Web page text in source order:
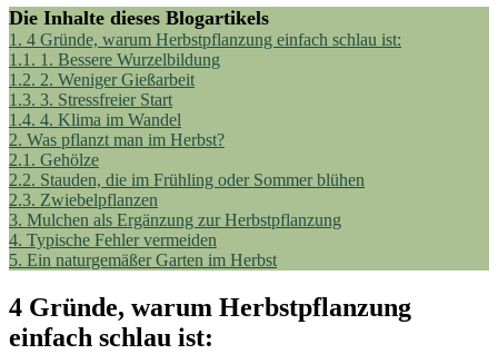
Die Inhalte dieses Blogartikels
1. 4 Gründe, warum Herbstpflanzung einfach schlau ist:
1.1. 1. Bessere Wurzelbildung
1.2. 2. Weniger Gießarbeit
1.3. 3. Stressfreier Start
1.4. 4. Klima im Wandel
2. Was pflanzt man im Herbst?
2.1. Gehölze
2.2. Stauden, die im Frühling oder Sommer blühen
2.3. Zwiebelpflanzen
3. Mulchen als Ergänzung zur Herbstpflanzung
4. Typische Fehler vermeiden
5. Ein naturgemäßer Garten im Herbst
4 Gründe, warum Herbstpflanzung
einfach schlau ist: